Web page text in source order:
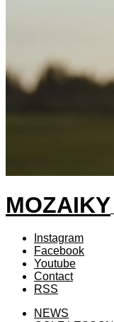
MOZAIKY
Instagram
Facebook
Youtube
Contact
RSS
NEWS